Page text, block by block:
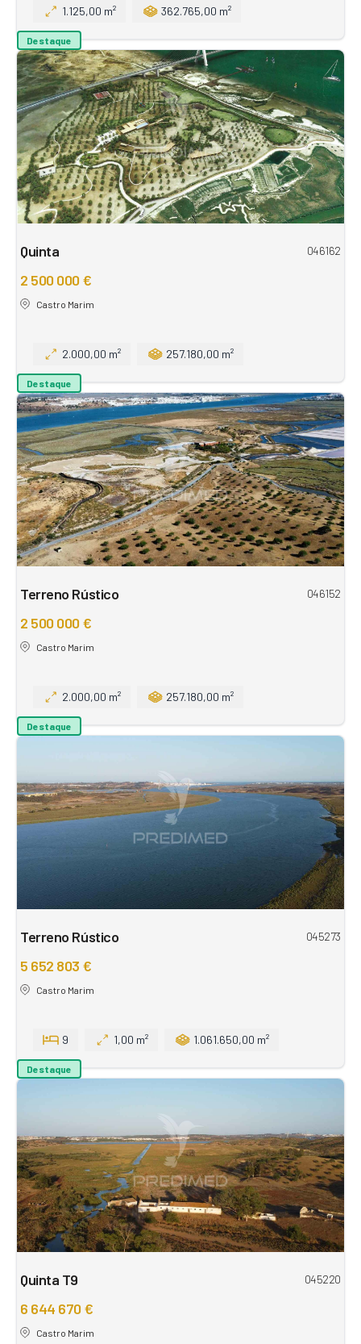
1.125,00 m² 362.765,00 m²
Destaque
Quinta 046162
2 500 000 €
Castro Marim
2.000,00 m² 257.180,00 m²
Destaque
Terreno Rústico 046152
2 500 000 €
Castro Marim
2.000,00 m² 257.180,00 m²
Destaque
Terreno Rústico 045273
5 652 803 €
Castro Marim
9 1,00 m² 1.061.650,00 m²
Destaque
Quinta T9 045220
6 644 670 €
Castro Marim